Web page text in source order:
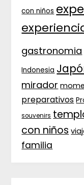
con niños
gastronomia
Indonesia
mirador
preparativos
souvenirs
con niños
familia